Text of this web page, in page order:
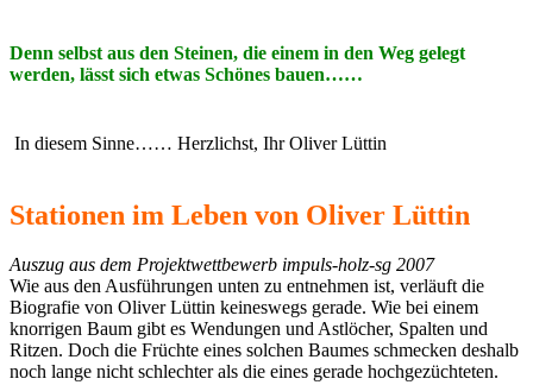
Denn selbst aus den Steinen, die einem in den Weg gelegt
werden, lässt sich etwas Schönes bauen……
In diesem Sinne…… Herzlichst, Ihr Oliver Lüttin
Stationen im Leben von Oliver Lüttin
Auszug aus dem Projektwettbewerb impuls-holz-sg 2007
Wie aus den Ausführungen unten zu entnehmen ist, verläuft die
Biografie von Oliver Lüttin keineswegs gerade. Wie bei einem
knorrigen Baum gibt es Wendungen und Astlöcher, Spalten und
Ritzen. Doch die Früchte eines solchen Baumes schmecken deshalb
noch lange nicht schlechter als die eines gerade hochgezüchteten.